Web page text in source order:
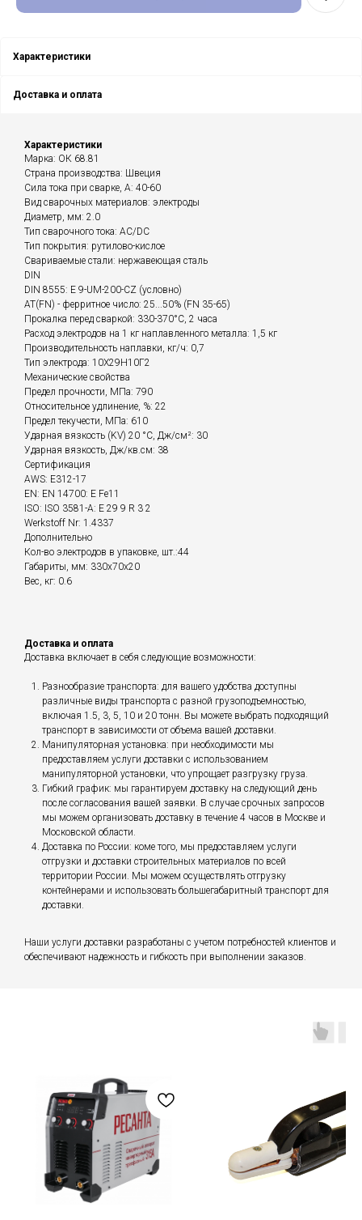
Характеристики
Доставка и оплата
Характеристики
Марка: ОК 68.81
Страна производства: Швеция
Сила тока при сварке, А: 40-60
Вид сварочных материалов: электроды
Диаметр, мм: 2.0
Тип сварочного тока: AC/DC
Тип покрытия: рутилово-кислое
Свариваемые стали: нержавеющая сталь
DIN
DIN 8555: E 9-UM-200-CZ (условно)
АТ(FN) - ферритное число: 25...50% (FN 35-65)
Прокалка перед сваркой: 330-370°С, 2 часа
Расход электродов на 1 кг наплавленного металла: 1,5 кг
Производительность наплавки, кг/ч: 0,7
Тип электрода: 10Х29Н10Г2
Механические свойства
Предел прочности, МПа: 790
Относительное удлинение, %: 22
Предел текучести, МПа: 610
Ударная вязкость (KV) 20 °C, Дж/см²: 30
Ударная вязкость, Дж/кв.см: 38
Сертификация
AWS: E312-17
EN: EN 14700: E Fe11
ISO: ISO 3581-A: E 29 9 R 3 2
Werkstoff Nr: 1.4337
Дополнительно
Кол-во электродов в упаковке, шт.:44
Габариты, мм: 330x70x20
Вес, кг: 0.6
Доставка и оплата
Доставка включает в себя следующие возможности:
Разнообразие транспорта: для вашего удобства доступны
различные виды транспорта с разной грузоподъемностью,
включая 1.5, 3, 5, 10 и 20 тонн. Вы можете выбрать подходящий
транспорт в зависимости от объема вашей доставки.
Манипуляторная установка: при необходимости мы
предоставляем услуги доставки с использованием
манипуляторной установки, что упрощает разгрузку груза.
Гибкий график: мы гарантируем доставку на следующий день
после согласования вашей заявки. В случае срочных запросов
мы можем организовать доставку в течение 4 часов в Москве и
Московской области.
Доставка по России: коме того, мы предоставляем услуги
отгрузки и доставки строительных материалов по всей
территории России. Мы можем осуществлять отгрузку
контейнерами и использовать большегабаритный транспорт для
доставки.
Наши услуги доставки разработаны с учетом потребностей клиентов и
обеспечивают надежность и гибкость при выполнении заказов.